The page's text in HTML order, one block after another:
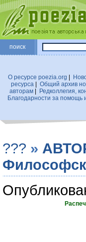
поиск
О ресурсе poezia.org
ресурса
Общий архив
авторам| Редколлегия,
Благодарности за помощь
??? »